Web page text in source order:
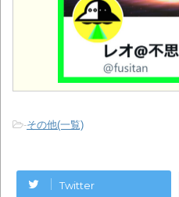
-その他(一覧)
Twitter